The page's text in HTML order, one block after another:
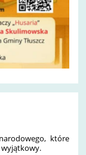
które
wyjątkowy.